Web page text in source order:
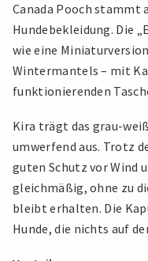
Canada Pooch stammt
Hundebekleidung. Die
wie eine
Wintermantels – mit
funktionierenden
Kira trägt das grau-
umwerfend aus. Trotz
guten Schutz vor Wind
gleichmäßig, ohne zu
bleibt erhalten. Die
Hunde, die nichts auf